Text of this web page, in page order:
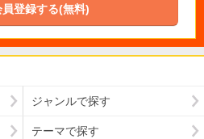
登録する(無料)
ジャンルで探す
テーマで探す